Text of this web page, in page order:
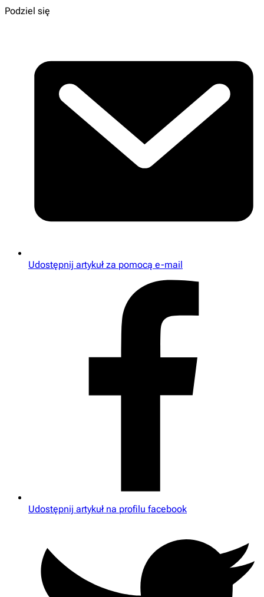
Podziel się
Udostępnij artykuł za pomocą e-mail
Udostępnij artykuł na profilu facebook